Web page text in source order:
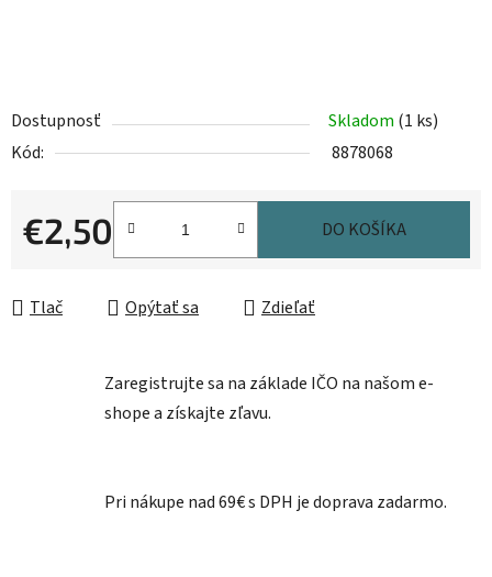
Dostupnosť Skladom (1 ks)
Kód:
8878068
€2,50
Jednotková cena:
DO KOŠÍKA
Tlač Opýtať sa Zdieľať
Zaregistrujte sa na základe IČO na našom e-
shope a získajte zľavu.
Pri nákupe nad 69€ s DPH je doprava zadarmo.